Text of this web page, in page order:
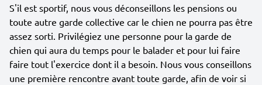
S'il est sportif, nous vous déconseillons les pensions ou
toute autre garde collective car le chien ne pourra pas être
assez sorti. Privilégiez une personne pour la garde de
chien qui aura du temps pour le balader et pour lui faire
faire tout l'exercice dont il a besoin. Nous vous conseillons
une première rencontre avant toute garde, afin de voir si